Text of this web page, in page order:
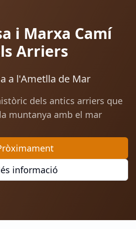
i Marxa Camí
Arriers
a l'Ametlla de Mar
dels antics arriers que
muntanya amb el mar
informació